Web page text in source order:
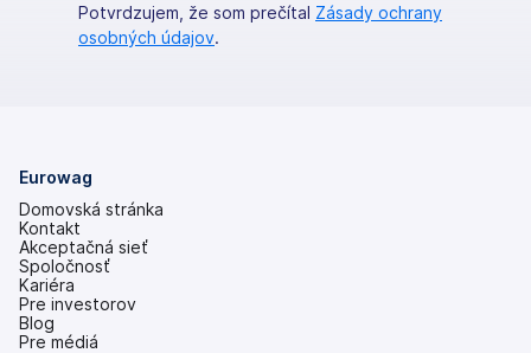
Potvrdzujem, že som prečítal Zásady ochrany
osobných údajov.
Eurowag
Domovská stránka
Kontakt
Akceptačná sieť
Spoločnosť
Kariéra
Pre investorov
(otvoriť
s
Blog
Pre médiá